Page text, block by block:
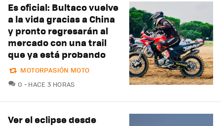
Es oficial: Bultaco vuelve
a la vida gracias a China
y pronto regresarán al
mercado con una trail
que ya está probando
MOTORPASIÓN MOTO
0 COMENTARIOS
HACE 3 HORAS
Ver el eclipse desde